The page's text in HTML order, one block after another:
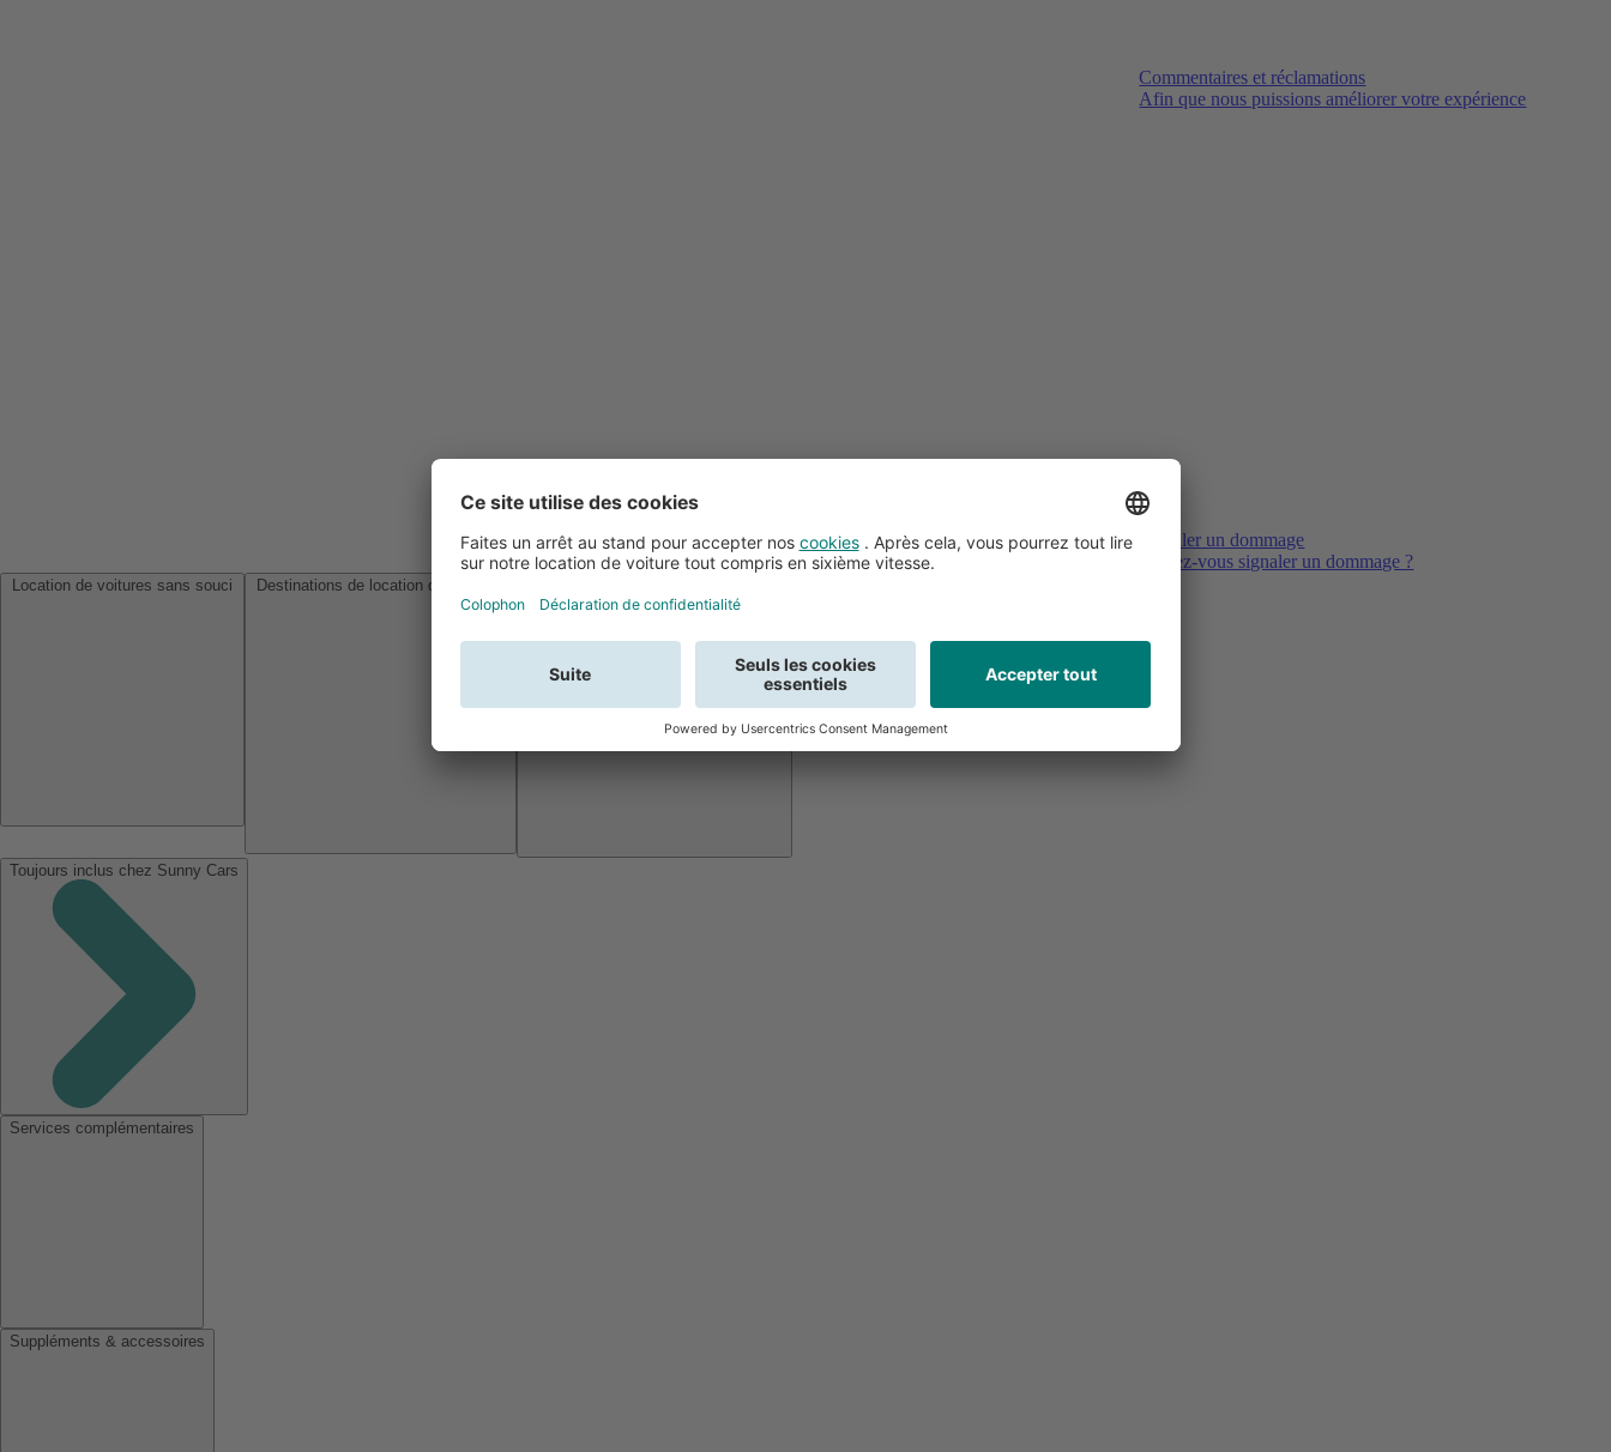
Commentaires et réclamations
Afin que nous puissions améliorer votre expérience
Signaler un dommage
Voulez-vous signaler un dommage ?
Toujours inclus chez Sunny Cars
Services complémentaires
Suppléments & accessoires